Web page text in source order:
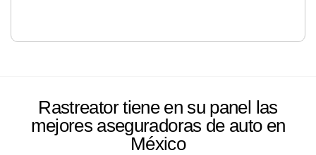
Rastreator tiene en su panel las
mejores aseguradoras de auto en
México